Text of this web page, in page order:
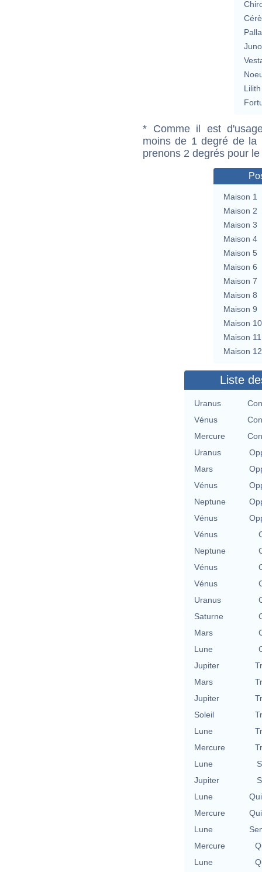
Lilith
* Comme il est
moins de 1 degré de la
prenons 2 degrés pour
Maison 1
Maison 2
Maison 3
Maison 4
Maison 5
Maison 6
Maison 7
Maison 8
Maison 9
Maison 10
Maison 11
Maison 12
Liste
Uranus
Vénus
Mercure
Uranus
Mars
Vénus
Neptune
Vénus
Vénus
Neptune
Vénus
Vénus
Uranus
Saturne
Mars
Lune
Jupiter
Mars
Jupiter
Soleil
Lune
Mercure
Lune
Jupiter
Lune
Mercure
Lune
Mercure
Lune